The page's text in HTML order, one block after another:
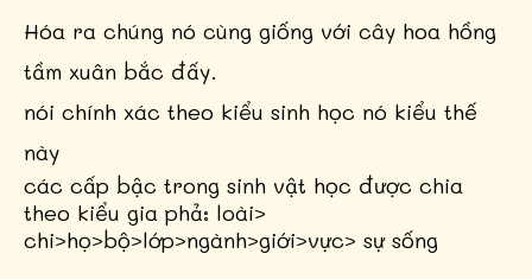
Hóa ra chúng nó cùng giống với cây hoa hồng
tầm xuân bắc đấy.
nói chính xác theo kiểu sinh học nó kiểu thế
này
các cấp bậc trong sinh vật học được chia
theo kiểu gia phả: loài>
chi>họ>bộ>lớp>ngành>giới>vực> sự sống